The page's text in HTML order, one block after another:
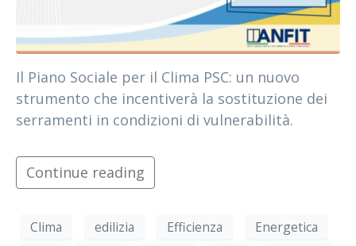
Il Piano Sociale per il Clima PSC: un nuovo
strumento che incentiverà la sostituzione dei
serramenti in condizioni di vulnerabilità.
Continue reading
Clima edilizia Efficienza
Energetica